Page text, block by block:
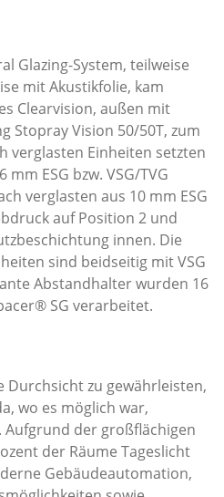
Glazing-System, teilweise
mit Akustikfolie, kam
Clearvision, außen mit
Stopray Vision 50/50T, zum
verglasten Einheiten setzten
ESG bzw. VSG/TVG
verglasten aus 10 mm ESG
auf Position 2 und
innen. Die
sind beidseitig mit VSG
Abstandhalter wurden 16
SG verarbeitet.
Durchsicht zu gewährleisten,
wo es möglich war,
Aufgrund der großflächigen
der Räume Tageslicht
Gebäudeautomation,